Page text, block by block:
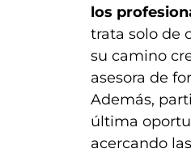
los
trata solo de
su camino
asesora de
Además,
última
acercando